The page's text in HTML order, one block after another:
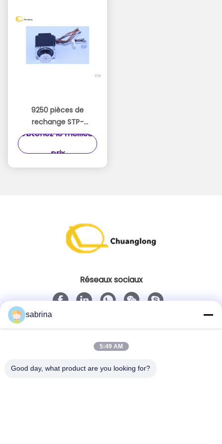
9250 pièces de
rechange STP-
59D3092
H68N trois mois de
Obtenez le meilleur
prix
Réseaux sociaux
E-mail
sabrina
5:49 AM
Good day, what product are you looking for?